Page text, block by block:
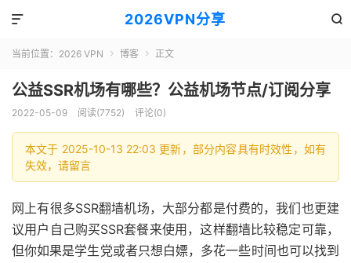
2026VPN分享 

当前位置： 2026 VPN  博客  正文
公益SSR机场有哪些？公益机场节点/订阅分享
2022-05-09 阅读(7752) 评论(0)
本文于 2025-10-13 22:03 更新，部分内容具有时效性，如有
失效，请留言
网上有很多SSR翻墙机场，大部分都是付费的，我们也更建
议用户自己购买SSR套餐来使用，这样翻墙比较稳定可靠，
但你如果是学生党或者只想白嫖，多花一些时间也可以找到